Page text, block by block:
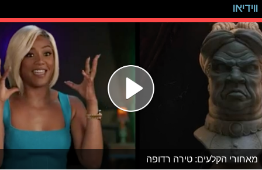
ווידיאו
מאחורי הקלעים: טירה רדופה